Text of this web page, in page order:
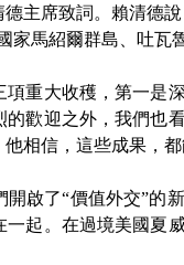
席致詞。賴清德說
家馬紹爾群島、吐瓦
大收穫，第一是
歡迎之外，我們也
相信，這些成果，
了“價值外交”的
起。在過境美國夏